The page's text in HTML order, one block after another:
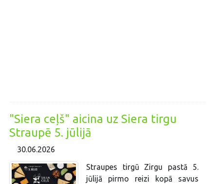
"Siera ceļš" aicina uz Siera tirgu
Straupē 5. jūlijā
30.06.2026
Straupes tirgū Zirgu pastā 5.
jūlijā pirmo reizi kopā savus